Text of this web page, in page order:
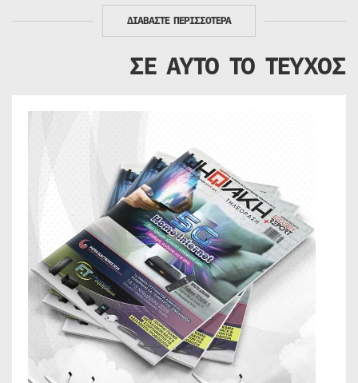
ΔΙΑΒΑΣΤΕ ΠΕΡΙΣΣΟΤΕΡΑ
ΣΕ ΑΥΤΟ ΤΟ ΤΕΥΧΟΣ